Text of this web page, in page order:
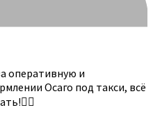
оперативную и
Осаго под такси, всё